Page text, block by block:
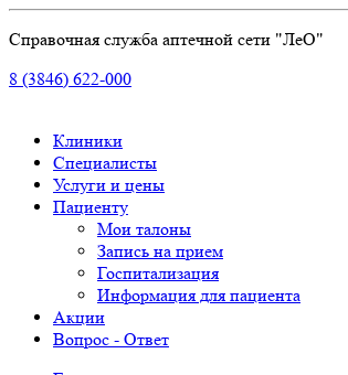
Справочная служба аптечной сети "ЛеО"
8 (3846) 622-000
Клиники
Специалисты
Услуги и цены
Пациенту
Мои талоны
Запись на прием
Госпитализация
Информация для пациента
Акции
Вопрос - Ответ